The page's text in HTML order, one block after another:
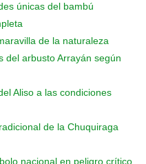
únicas del bambú
de la naturaleza
del arbusto Arrayán según
Aliso a las condiciones
de la Chuquiraga
nacional en peligro crítico